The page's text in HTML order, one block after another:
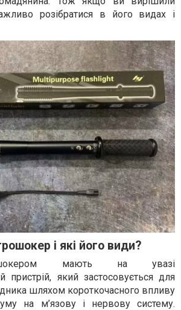
розібратися в його видах і
і які його види?
мають на увазі
пристрій, який застосовується для
шляхом короткочасного впливу
на м’язову і нервову систему.